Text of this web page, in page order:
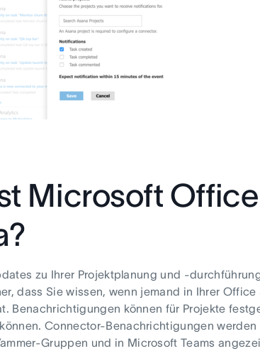
Microsoft
zu Ihrer Projektplanung und -
dass Sie wissen, wenn jemand in Ihrer
Benachrichtigungen können für Projekte
Connector-Benachrichtigungen
Gruppen und in Microsoft Teams